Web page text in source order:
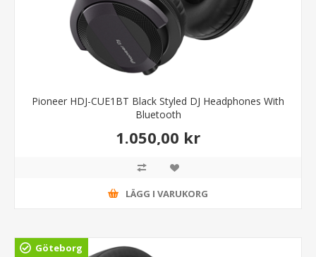
Pioneer HDJ-CUE1BT Black Styled DJ Headphones With
Bluetooth
1.050,00 kr
LÄGG I VARUKORG
Göteborg